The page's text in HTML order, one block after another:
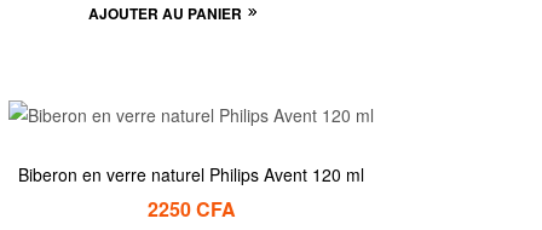
AJOUTER AU PANIER
Biberon en verre naturel Philips Avent 120 ml
2250CFA